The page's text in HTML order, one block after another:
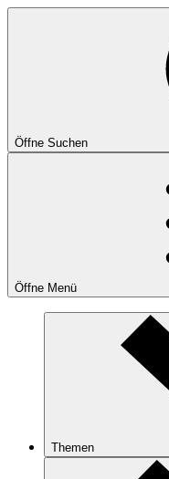
Öffne Suchen
Öffne Menü
Themen